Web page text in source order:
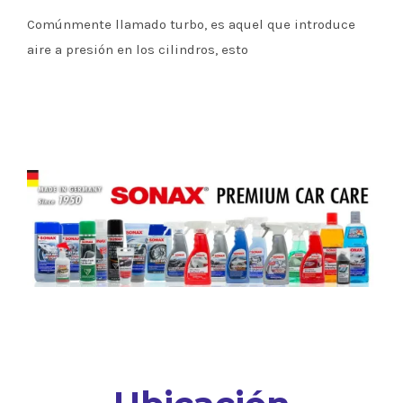
Comúnmente llamado turbo, es aquel que introduce
aire a presión en los cilindros, esto